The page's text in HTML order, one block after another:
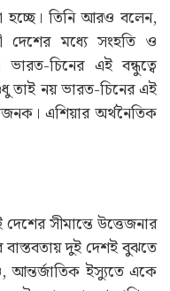
সীমান্তে উত্তেজনার
বাস্তবতায় দুই দেশই বুঝতে
আন্তর্জাতিক ইস্যুতে একে
যার কারণে বাণিজ্য
বড় বাজার হল ভারত।
জন্য ভারতকে কৌশলগত
চিনের কাছ থেকে
আমদানি করে থাকে। তাই
এক নতুন এশীয় শক্তি-